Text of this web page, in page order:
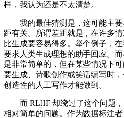
样，我认为还是不太清楚。
我的最佳猜测是，这可能主要
距有关。所谓差距就是，在许多
比生成要容易得多。举个例子，
要求人类生成理想的助手回应。
是非常简单的，但在某些情况下
要生成、诗歌创作或笑话编写时
创造性的人工写作才能做到。
而 RLHF 却绕过了这个问题，
相对简单的问题。作为数据标注